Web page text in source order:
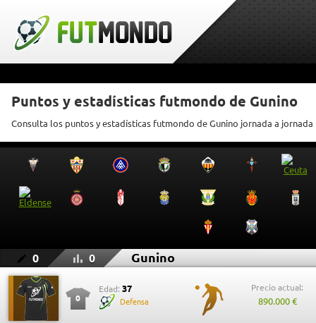
Puntos y estadísticas futmondo de Gunino
Consulta los puntos y estadísticas futmondo de Gunino jornada a jornada
0 0 Gunino
0
Edad: 37
Defensa
Precio actual:
890.000 €